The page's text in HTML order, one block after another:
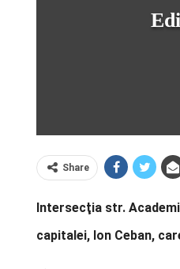
Share
Intersecţia str.
capitalei, Ion Ceban,